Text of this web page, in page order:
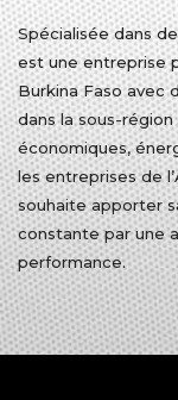
Spécialisée dans
est une entreprise
Burkina Faso avec
dans la sous-
économiques,
les entreprises de
souhaite apporter
constante par une
performance.